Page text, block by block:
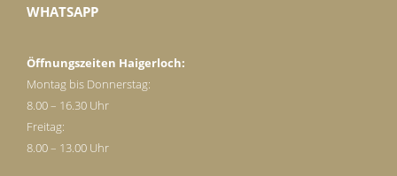
WHATSAPP
Öffnungszeiten Haigerloch:
Montag bis Donnerstag:
8.00 – 16.30 Uhr
Freitag:
8.00 – 13.00 Uhr